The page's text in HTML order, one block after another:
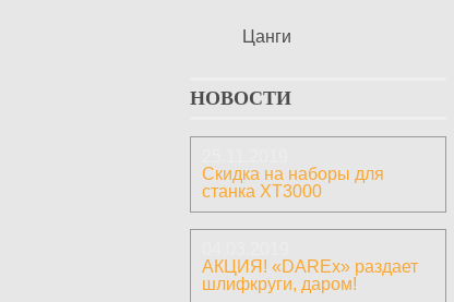
Цанги
НОВОСТИ
Скидка на наборы для
станка ХТ3000
АКЦИЯ! «DAREx» раздает
шлифкруги, даром!